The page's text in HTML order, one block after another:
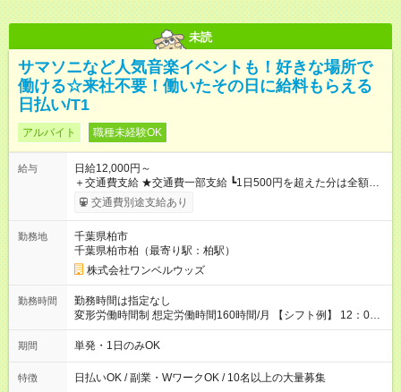
未読
サマソニなど人気音楽イベントも！好きな場所で
働ける☆来社不要！働いたその日に給料もらえる
日払い/T1
アルバイト 職種未経験OK
給与
日給12,000円～
＋交通費支給 ★交通費一部支給 ┗1日500円を超えた分は全額支
給！ ※往復500円以内の方は自己負担となります ★日払いOK！
（規定あり） ┗働いたその日に現金GET♪ お仕事後はコンビニ
なし
交通費別途支給あり
勤務地
千葉県柏市
千葉県柏市柏（最寄り駅：柏駅）
株式会社ワンベルウッズ
勤務時間
勤務時間は指定なし
変形労働時間制 想定労働時間160時間/月 【シフト例】 12：00
～22：00
期間 単発・1日のみOK
特徴 日払いOK / 副業・WワークOK / 10名以上の大量募集